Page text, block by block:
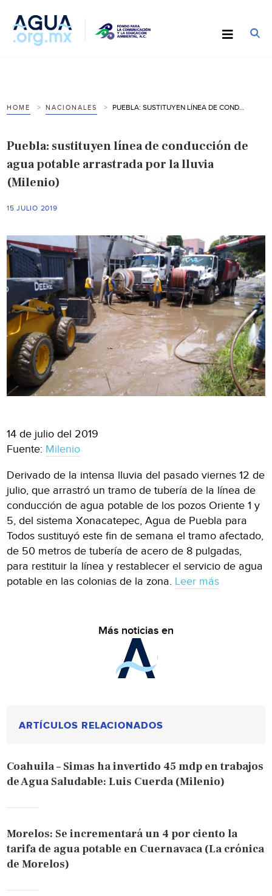
HOME NACIONALES
Puebla: sustituyen línea de conducción de
agua potable arrastrada por la lluvia
(Milenio)
15 JULIO 2019
14 de julio del 2019
Fuente: Milenio
Derivado de la intensa lluvia del pasado viernes 12 de
julio, que arrastró un tramo de tubería de la línea de
conducción de agua potable de los pozos Oriente 1 y
5, del sistema Xonacatepec, Agua de Puebla para
Todos sustituyó este fin de semana el tramo afectado,
de 50 metros de tubería de acero de 8 pulgadas,
para restituir la línea y restablecer el servicio de agua
potable en las colonias de la zona. Leer más
Más noticias en
ARTÍCULOS RELACIONADOS
Coahuila – Simas ha invertido 45 mdp en trabajos
de Agua Saludable: Luis Cuerda (Milenio)
Morelos: Se incrementará un 4 por ciento la
tarifa de agua potable en Cuernavaca (La crónica
de Morelos)